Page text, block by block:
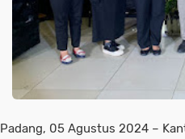
Padang, 05 Agustus 2024 –